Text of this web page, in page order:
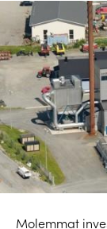
Molemmat